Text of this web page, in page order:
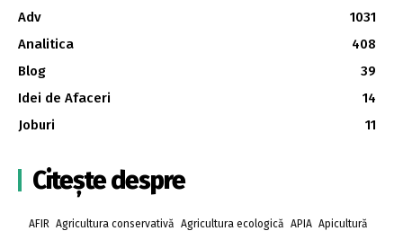
Adv
1031
Analitica
408
Blog
39
Idei de Afaceri
14
Joburi
11
Citește despre
AFIR Agricultura conservativă Agricultura ecologică APIA Apicultură